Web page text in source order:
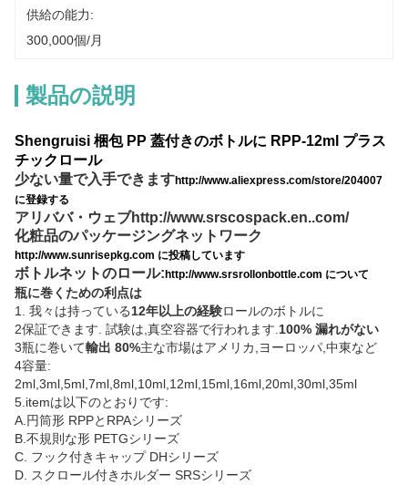
供給の能力:
300,000個/月
製品の説明
Shengruisi 梱包 PP 蓋付きのボトルに RPP-12ml プラス
チックロール
少ない量で入手できますhttp://www.aliexpress.com/store/204007
に登録する
アリババ・ウェブhttp://www.srscospack.en..com/
化粧品のパッケージングネットワーク
http://www.sunrisepkg.com に投稿しています
ボトルネットのロール: http://www.srsrollonbottle.com について
瓶に巻くための利点は
1. 我々は持っている12年以上の経験ロールのボトルに
2保証できます. 試験は,真空容器で行われます. 100% 漏れがない
3瓶に巻いて輸出 80%主な市場はアメリカ,ヨーロッパ,中東など
4容量:
2ml,3ml,5ml,7ml,8ml,10ml,12ml,15ml,16ml,20ml,30ml,35ml
5.itemは以下のとおりです:
A.円筒形 RPPとRPAシリーズ
B.不規則な形 PETGシリーズ
C. フック付きキャップ DHシリーズ
D. スクロール付きホルダー SRSシリーズ